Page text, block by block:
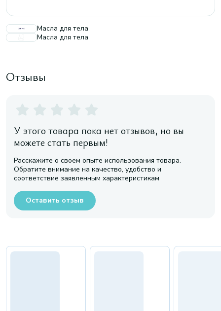
Масла для тела
Масла для тела
Отзывы
У этого товара пока нет отзывов, но вы
можете стать первым!
Расскажите о своем опыте использования товара.
Обратите внимание на качество, удобство и
соответствие заявленным характеристикам
Оставить отзыв